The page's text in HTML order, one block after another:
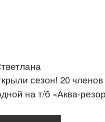
сезон! 20
на т/б «Аква-